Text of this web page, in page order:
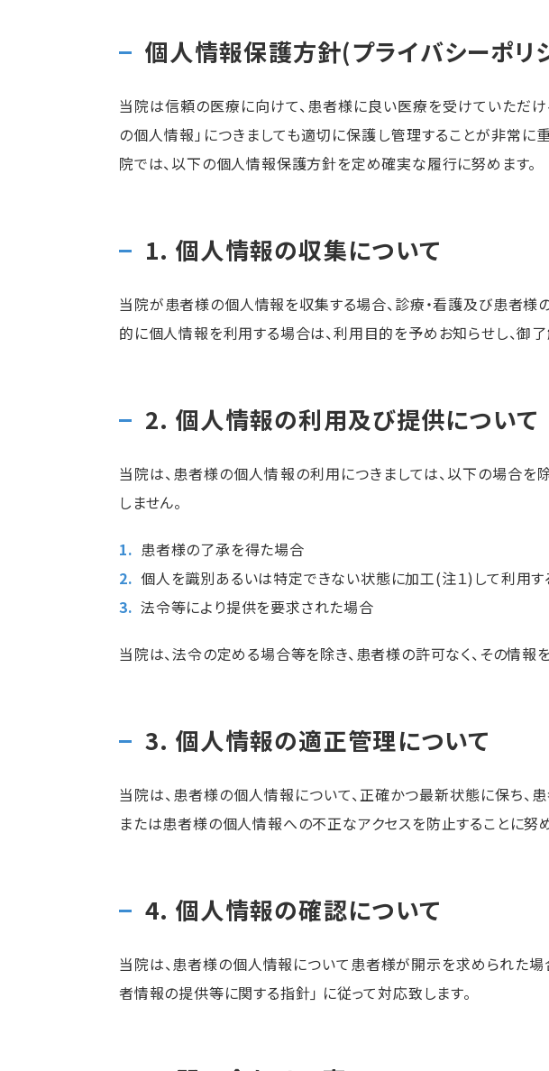
個人情報保護方針(プライバシーポリ
当院は信頼の医療に向けて、患者様に良い医療を受けていただけ
の個人情報」につきましても適切に保護し管理することが非常に
院では、以下の個人情報保護方針を定め確実な履行に努めます。
1. 個人情報の収集について
当院が患者様の個人情報を収集する場合、診療・看護及び患者様
的に個人情報を利用する場合は、利用目的を予めお知らせし、御了
2. 個人情報の利用及び提供について
当院は、患者様の個人情報の利用につきましては、以下の場合
しません。
患者様の了承を得た場合
個人を識別あるいは特定できない状態に加工(注１)して利用す
法令等により提供を要求された場合
当院は、法令の定める場合等を除き、患者様の許可なく、その情報
3. 個人情報の適正管理について
当院は、患者様の個人情報について、正確かつ最新状態に保ち、
または患者様の個人情報への不正なアクセスを防止することに努
4. 個人情報の確認について
当院は、患者様の個人情報について患者様が開示を求められた場
者情報の提供等に関する指針｣ に従って対応致します。